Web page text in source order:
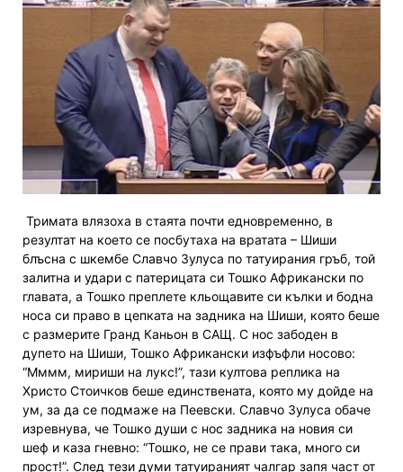
Тримата влязоха в стаята почти едновременно, в
резултат на което се посбутаха на вратата – Шиши
блъсна с шкембе Славчо Зулуса по татуирания гръб, той
залитна и удари с патерицата си Тошко Африкански по
главата, а Тошко преплете кльощавите си кълки и бодна
носа си право в цепката на задника на Шиши, която беше
с размерите Гранд Каньон в САЩ. С нос забоден в
дупето на Шиши, Тошко Африкански изфъфли носово:
“Мммм, мириши на лукс!”, тази култова реплика на
Христо Стоичков беше единствената, която му дойде на
ум, за да се подмаже на Пеевски. Славчо Зулуса обаче
изревнува, че Тошко души с нос задника на новия си
шеф и каза гневно: “Тошко, не се прави така, много си
прост!”. След тези думи татуираният чалгар запя част от